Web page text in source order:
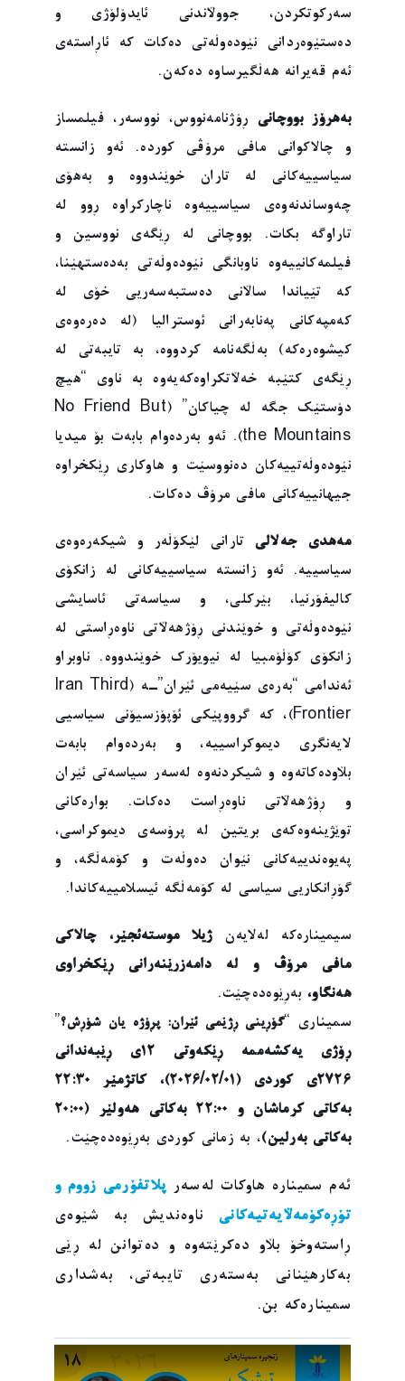
سەرکوتکردن، جووڵاندنی ئایدۆلۆژی و
دەستێوەردانی نێودەوڵەتی دەکات کە ئاڕاستەی
ئەم قەیرانە هەڵگیرساوە دەکەن.
بەهرۆز بووچانی ڕۆژنامەنووس، نووسەر، فیلمساز
و چالاکوانی مافی مرۆڤی کوردە. ئەو زانستە
سیاسییەکانی لە تاران خوێندووە و بەهۆی
چەوساندنەوەی سیاسییەوە ناچارکراوە ڕوو لە
تاراوگە بکات. بووچانی لە ڕێگەی نووسین و
فیلمەکانییەوە ناوبانگی نێودەوڵەتی بەدەستهێنا،
کە تێیاندا ساڵانی دەستبەسەریی خۆی لە
کەمپەکانی پەنابەرانی ئوسترالیا (لە دەرەوەی
کیشوەرەکە) بەڵگەنامە کردووە، بە تایبەتی لە
ڕێگەی کتێبە خەڵاتکراوەکەیەوە بە ناوی “هیچ
دۆستێک جگە لە چیاکان” (No Friend But
the Mountains). ئەو بەردەوام بابەت بۆ میدیا
نێودەوڵەتییەکان دەنووسێت و هاوکاری ڕێکخراوە
جیهانییەکانی مافی مرۆڤ دەکات.
مەهدی جەلالی تارانى لێکۆڵەر و شیکەرەوەی
سیاسییە. ئەو زانستە سیاسییەکانی لە زانکۆی
کالیفۆرنیا، بێرکلی، و سیاسەتی ئاسایشی
نێودەوڵەتی و خوێندنی ڕۆژهەڵاتی ناوەڕاستی لە
زانکۆی کۆڵۆمبیا لە نیویۆرک خوێندووە. ناوبراو
ئەندامی “بەرەی سێیەمی ئێران”ـە (Iran Third
Frontier)، کە گرووپێکی ئۆپۆزسیۆنی سیاسیی
لایەنگری دیموکراسییە، و بەردەوام بابەت
بڵاودەکاتەوە و شیکردنەوە لەسەر سیاسەتی ئێران
و ڕۆژهەڵاتی ناوەڕاست دەکات. بوارەکانی
توێژینەوەکەی بریتین لە پرۆسەی دیموکراسی،
پەیوەندییەکانی نێوان دەوڵەت و کۆمەڵگە، و
گۆڕانکاریی سیاسی لە کۆمەڵگە ئیسلامییەکاندا.
سیمینارەکە لەلایەنژیلا موستەئجێر، چالاکی
مافی مرۆڤ و لە دامەزرێنەرانی ڕێکخراوی
هەنگاو، بەڕێوەدەچێت.
سمیناری “گۆڕینی ڕژێمی ئێران: پڕۆژە یان شۆڕش؟”
ڕۆژی یەکشەممە ڕێکەوتی ١٢ی ڕێبەندانی
٢٧٢٦ی کوردی (٢٠٢٦/٠٢/٠١)
،
کاتژمێر ٢٢:٣٠
بەکاتی کرماشان و ٢٢:٠٠ بەکاتی هەولێر (٢٠:٠٠
بەکاتی بەرلین)، بە زمانی کوردی بەڕێوەدەچێت.
ئەم سمینارە هاوکات لەسەر پلاتفۆرمی زووم و
تۆڕەکۆمەڵایەتیەکانی
ناوەندیش بە شێوەی
ڕاستەوخۆ بڵاو دەکرێتەوە و دەتوانن لە ڕێی
بەکارهێنانی بەستەری تایبەتی، بەشداری
سمینارەکە بن.